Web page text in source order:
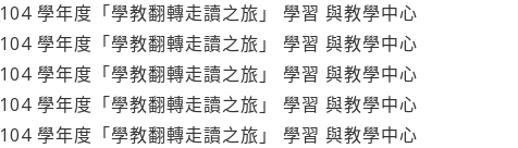
104 學年度「學教翻轉走讀之旅」 學習 與教學中心
104 學年度「學教翻轉走讀之旅」 學習 與教學中心
104 學年度「學教翻轉走讀之旅」 學習 與教學中心
104 學年度「學教翻轉走讀之旅」 學習 與教學中心
104 學年度「學教翻轉走讀之旅」 學習 與教學中心